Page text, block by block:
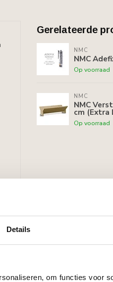
Details
om functies voor
Gerelateerde
NMC
NMC
Op voorraad
NMC
NMC
cm (Extra
Op voorraad